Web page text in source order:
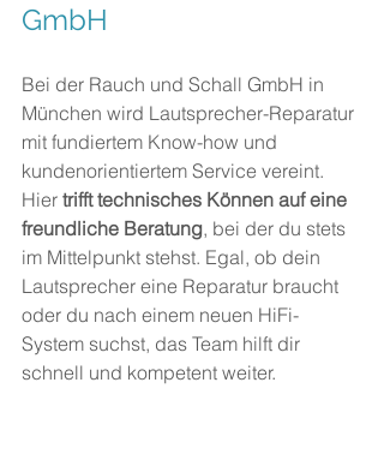
GmbH
Bei der Rauch und Schall GmbH in
München wird Lautsprecher-Reparatur
mit fundiertem Know-how und
kundenorientiertem Service vereint.
Hier trifft technisches Können auf eine
freundliche Beratung, bei der du stets
im Mittelpunkt stehst. Egal, ob dein
Lautsprecher eine Reparatur braucht
oder du nach einem neuen HiFi-
System suchst, das Team hilft dir
schnell und kompetent weiter.